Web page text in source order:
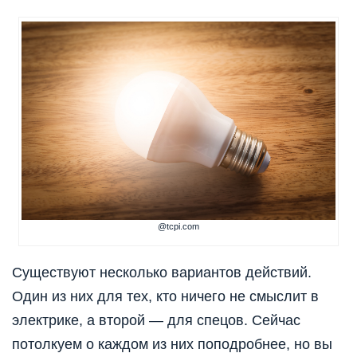
@tcpi.com
Существуют несколько вариантов действий.
Один из них для тех, кто ничего не смыслит в
электрике, а второй — для спецов. Сейчас
потолкуем о каждом из них поподробнее, но вы